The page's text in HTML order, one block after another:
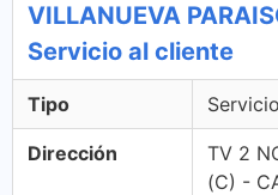
VILLANUEVA
Servicio al cliente
Tipo
Dirección
TV 2
(C) -